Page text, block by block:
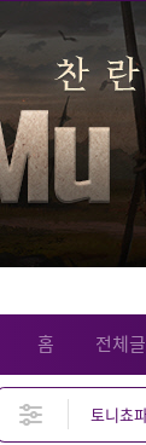
홈 전체글